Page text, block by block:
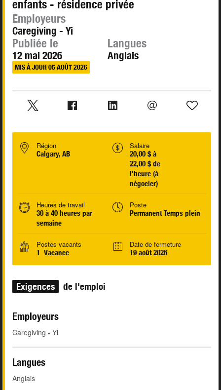
enfants - résidence privée
Employeurs
Caregiving - Yi
Publiée le
12 mai 2026
MIS À JOUR 05 AOÛT 2026
Langues
Anglais
Région
Calgary, AB
Salaire
20,00 $ à
22,00 $ de
l'heure (à
négocier)
Heures de travail
30 à 40 heures par
semaine
Poste
Permanent Temps plein
Postes vacants
1 Vacance
Date de fermeture
19 août 2026
Exigences de l'emploi
Employeurs
Caregiving - Yi
Langues
Anglais